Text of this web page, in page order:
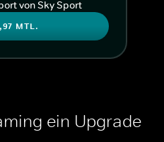
von Sky Sport
MTL.
ein Upgrade